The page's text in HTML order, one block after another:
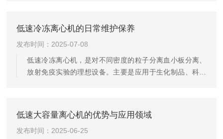
况。‌‌清洁保养‌：每次使用后清洁腔体和转子，存放前排干
冷凝水，避免长期通电。‌使用及注意事项：取离心管两
支，在天平上称过，调节管内材料的量，使相对两管连同
其管套的重量相等。如仅有材料一支，则可盛清水于相对
低速冷冻离心机的日常维护保养
发布时间：2025-07-08
低速冷冻离心机，是对不同密度的粒子分离血小板分离、
放射免疫实验的理想设备。主要是应用于生化制品、科技
科、血站标本处理‌。生物制药：蛋白质纯化、核酸提取、
疫苗制备；生物制品分离提纯‌。科研与质检：食品脂肪分
低速大容量离心机的优势与应用领域
发布时间：2025-06-25